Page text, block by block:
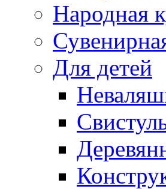
Народная
Для детей